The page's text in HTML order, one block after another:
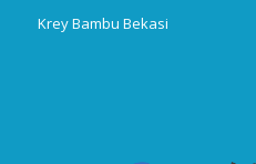
Krey Bambu Bekasi